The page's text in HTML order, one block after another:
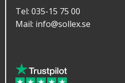
Tel: 035-15 75 00
Mail: info@sollex.se